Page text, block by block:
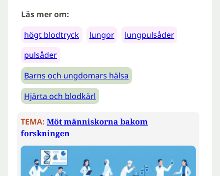
Läs mer om:
högt blodtryck
lungor
lungpulsåder
pulsåder
Barns och ungdomars hälsa
Hjärta och blodkärl
TEMA: Möt människorna bakom
forskningen